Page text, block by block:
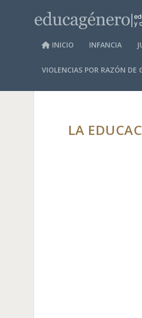
INICIO INFANCIA
VIOLENCIAS POR RAZÓN DE
LA